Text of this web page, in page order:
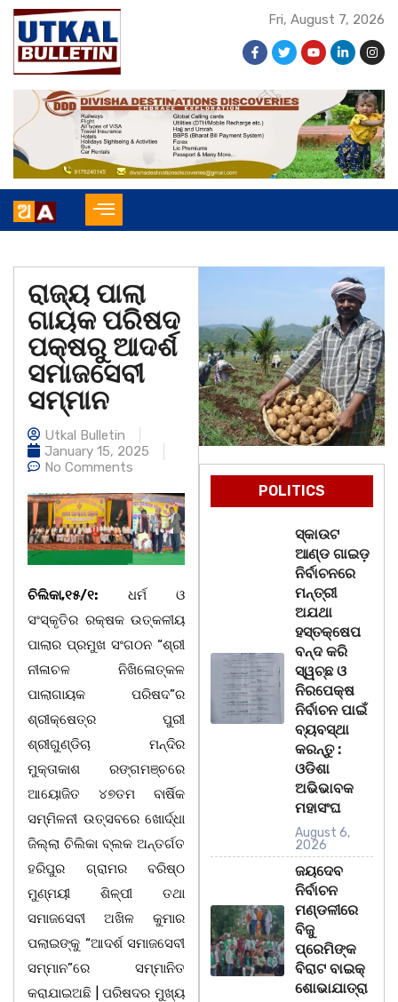
Fri, August 7, 2026
ରାଜ୍ୟ ପାଲା
ଗାୟକ ପରିଷଦ
ପକ୍ଷରୁ ଆଦର୍ଶ
ସମାଜସେବୀ
ସମ୍ମାନ
Utkal Bulletin
January 15, 2025
No Comments
ଚିଲିକା,୧୫/୧: ଧର୍ମ ଓ
ସଂସ୍କୃତିର ରକ୍ଷକ ଉତ୍କଳୀୟ
ପାଲାର ପ୍ରମୁଖ ସଂଗଠନ “ଶ୍ରୀ
ନୀଳାଚଳ ନିଖିଳୋତ୍କଳ
ପାଲାଗାୟକ ପରିଷଦ”ର
ଶ୍ରୀକ୍ଷେତ୍ର ପୁରୀ
ଶ୍ରୀଗୁଣ୍ଡିଚା ମନ୍ଦିର
ମୁକ୍ତାକାଶ ରଙ୍ଗମଞ୍ଚରେ
ଆୟୋଜିତ ୪୭ତମ ବାର୍ଷିକ
ସମ୍ମିଳନୀ ଉତ୍ସବରେ ଖୋର୍ଦ୍ଧା
ଜିଲ୍ଲା ଚିଲିକା ବ୍ଲକ ଅନ୍ତର୍ଗତ
ହରିପୁର ଗ୍ରାମର ବରିଷ୍ଠ
ମୁଣ୍ମୟୀ ଶିଳ୍ପୀ ତଥା
ସମାଜସେବୀ ଅଖିଳ କୁମାର
ପଲାଇଙ୍କୁ “ଆଦର୍ଶ ସମାଜସେବୀ
ସମ୍ମାନ”ରେ ସମ୍ମାନିତ
କରାଯାଇଅଛି | ପରିଷଦର ମୁଖ୍ୟ
POLITICS
ସ୍କାଉଟ
ଆଣ୍ଡ ଗାଇଡ଼
ନିର୍ବାଚନରେ
ମନ୍ତ୍ରୀ
ଅଯଥା
ହସ୍ତକ୍ଷେପ
ବନ୍ଦ କରି
ସ୍ୱଚ୍ଛ ଓ
ନିରପେକ୍ଷ
ନିର୍ବାଚନ ପାଇଁ
ବ୍ୟବସ୍ଥା
କରନ୍ତୁ :
ଓଡିଶା
ଅଭିଭାବକ
ମହାସଂଘ
August 6,
2026
ଜୟଦେବ
ନିର୍ବାଚନ
ମଣ୍ଡଳୀରେ
ବିଜୁ
ପ୍ରେମିଙ୍କ
ବିରାଟ ବାଇକ୍
ଶୋଭାଯାତ୍ରା